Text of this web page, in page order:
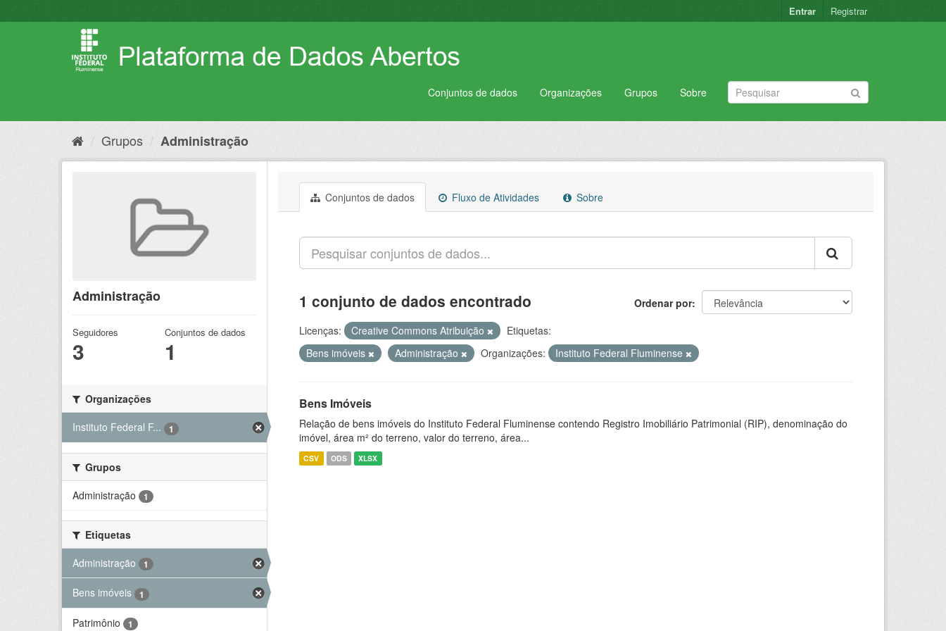
para
Entrar Registrar
Conjuntos de dados Organizações Grupos Sobre
Grupos Administração
Administração
Seguidores
3
Conjuntos de dados
1
Organizações
Instituto Federal F...
1
Grupos
Administração
1
Etiquetas
Administração
1
Bens imóveis 1
Patrimônio 1
Conjuntos de dados Fluxo de Atividades Sobre
Ordenar por
1 conjunto de dados encontrado
Licenças: Creative Commons Atribuição
Etiquetas:
Bens imóveis
Administração Organizações: Instituto Federal Fluminense
Bens Imóveis
Relação de bens imóveis do Instituto Federal Fluminense contendo Registro Imobiliário Patrimonial (RIP), denominação do
imóvel, área m² do terreno, valor do terreno, área...
CSV ODS XLSX